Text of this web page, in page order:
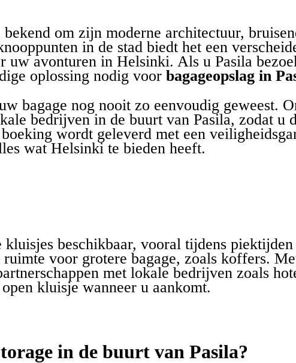
om zijn moderne architectuur,
in de stad biedt het een
uw avonturen in Helsinki. Als u Pasila
oplossing nodig voor bagageopslag in
bagage nog nooit zo eenvoudig geweest.
bedrijven in de buurt van Pasila, zodat
wordt geleverd met een
wat Helsinki te bieden heeft.
beschikbaar, vooral tijdens
voor grotere bagage, zoals koffers.
met lokale bedrijven zoals
kluisje wanneer u aankomt.
in de buurt van Pasila?